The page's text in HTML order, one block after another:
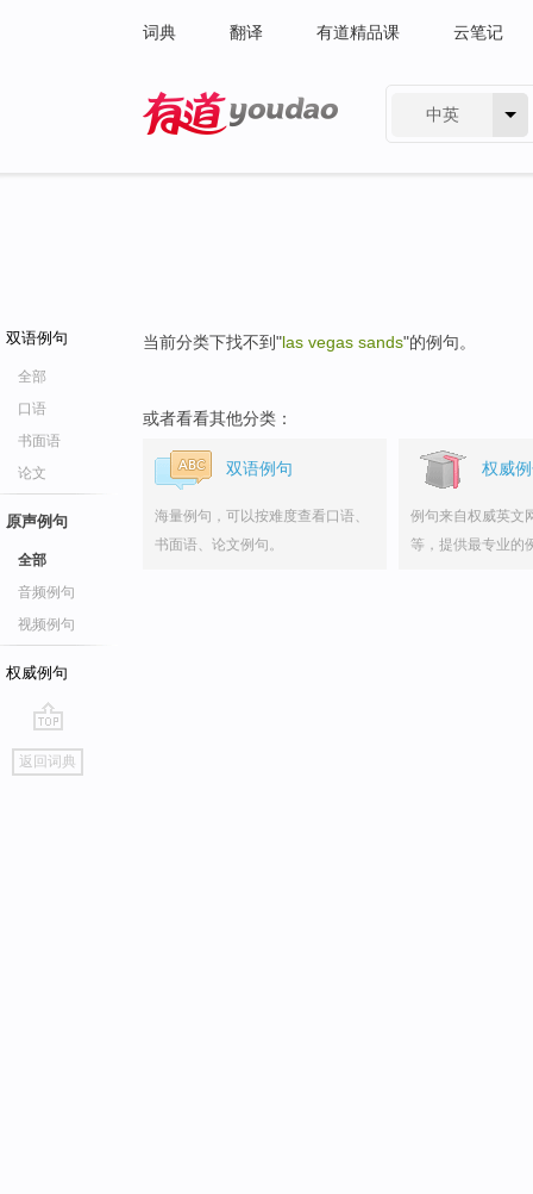
词典 翻译 有道精品课 云笔记
中英
双语例句
全部
口语
书面语
论文
原声例句
全部
音频例句
视频例句
权威例句
go
top
返回词典
当前分类下找不到"las vegas sands"的例句。
或者看看其他分类：
双语例句
海量例句，可以按难度查看口语、
书面语、论文例句。
权威
例句来自权威英文
等，提供最专业的